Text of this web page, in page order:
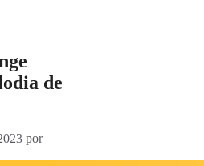
de
por